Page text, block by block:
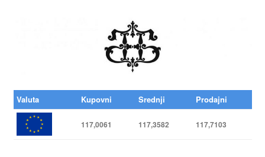
Valuta Kupovni Srednji Prodajni
117,0061 117,3582 117,7103